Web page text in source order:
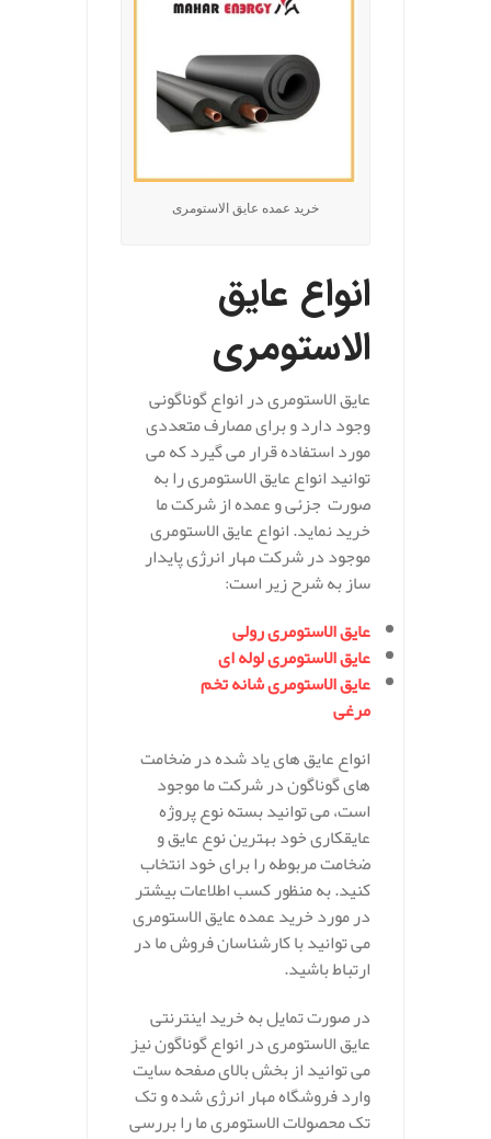
خرید عمده عایق الاستومری
انواع عایق
الاستومری
عایق الاستومری در انواع گوناگونی
وجود دارد و برای مصارف متعددی
مورد استفاده قرار می گیرد که می
توانید انواع عایق الاستومری را به
صورت جزئی و عمده از شرکت ما
خرید نماید. انواع عایق الاستومری
موجود در شرکت مهار انرژی پایدار
ساز به شرح زیر است:
عایق الاستومری رولی
عایق الاستومری لوله ای
عایق الاستومری شانه تخم
مرغی
انواع عایق های یاد شده در ضخامت
های گوناگون در شرکت ما موجود
است، می توانید بسته نوع پروژه
عایقکاری خود بهترین نوع عایق و
ضخامت مربوطه را برای خود انتخاب
کنید. به منظور کسب اطلاعات بیشتر
در مورد خرید عمده عایق الاستومری
می توانید با کارشناسان فروش ما در
ارتباط باشید.
در صورت تمایل به خرید اینترنتی
عایق الاستومری در انواع گوناگون نیز
می توانید از بخش بالای صفحه سایت
وارد فروشگاه مهار انرژی شده و تک
تک محصولات الاستومری ما را بررسی